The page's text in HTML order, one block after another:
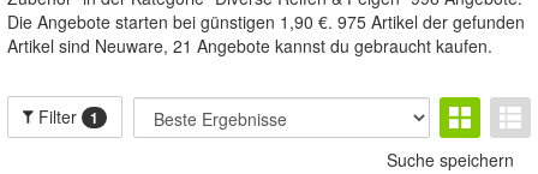
Die Angebote starten bei günstigen 1,90 €. 975 Artikel der gefunden
Artikel sind Neuware, 21 Angebote kannst du gebraucht kaufen.
Filter 1
Suche speichern